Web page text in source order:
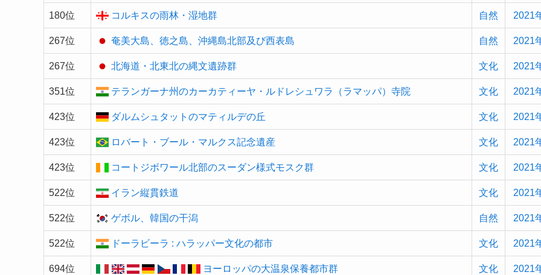
180位 コルキスの雨林・湿地群 自然 2021
267位 奄美大島、徳之島、沖縄島北部及び西表島 自然 2021
267位 北海道・北東北の縄文遺跡群 文化 2021
351位 テランガーナ州のカーカティーヤ・ルドレシュワラ（ラマッパ）寺院 文化 2021
423位 ダルムシュタットのマティルデの丘 文化 2021
423位 ロバート・ブール・マルクス記念遺産 文化 2021
423位 コートジボワール北部のスーダン様式モスク群 文化 2021
522位 イラン縦貫鉄道 文化 2021
522位 ゲボル、韓国の干潟 自然 2021
522位 ドーラビーラ : ハラッパー文化の都市 文化 2021
694位 ヨーロッパの大温泉保養都市群 文化 2021